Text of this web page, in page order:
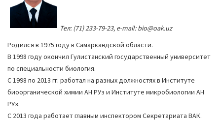
Тел: (71) 233-79-23, e-mail: bio@oak.uz
Родился в 1975 году в Самаркандской области.
В 1998 году окончил Гулистанский государственный университет
по специальности биология.
С 1998 по 2013 гг. работал на разных должностях в Институте
биоорганической химии АН РУз и Институте микробиологии АН
РУз.
С 2013 года работает главным инспектором Секретариата ВАК.